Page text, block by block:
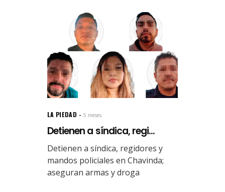
LA PIEDAD 5 meses.
Detienen a síndica, regi...
Detienen a síndica, regidores y
mandos policiales en Chavinda;
aseguran armas y droga